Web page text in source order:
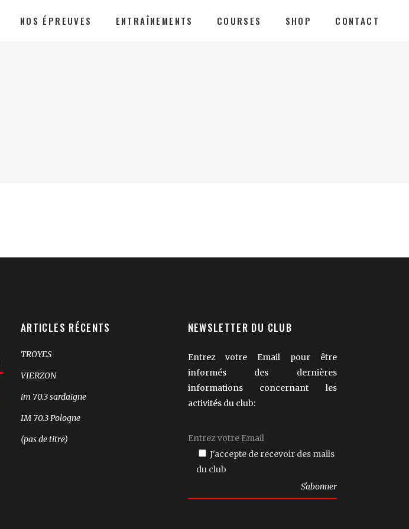
NOS ÉPREUVES ENTRAÎNEMENTS COURSES SHOP CONTACT
ARTICLES RÉCENTS
TROYES
VIERZON
im 70.3 sardaigne
IM 70.3 Pologne
(pas de titre)
NEWSLETTER DU CLUB
Entrez votre Email pour être
informés des dernières
informations concernant les
activités du club:
J'accepte de recevoir des mails
du club
laisser